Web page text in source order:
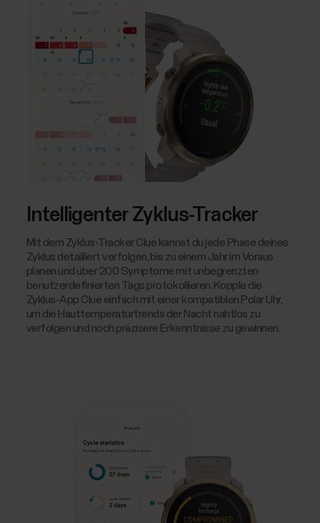
Intelligenter Zyklus-Tracker
Mit dem Zyklus-Tracker Clue kannst du jede Phase deines
Zyklus detailliert verfolgen, bis zu einem Jahr im Voraus
planen und über 200 Symptome mit unbegrenzten
benutzerdefinierten Tags protokollieren. Kopple die
Zyklus-App Clue einfach mit einer kompatiblen Polar Uhr,
um die Hauttemperaturtrends der Nacht nahtlos zu
verfolgen und noch präzisere Erkenntnisse zu gewinnen.